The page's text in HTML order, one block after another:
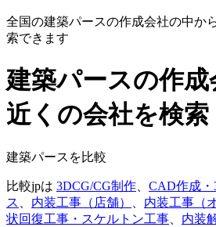
全国の建築パースの作成会社の中か
索できます
建築パースの作
近くの会社を検索
建築パースを比較
比較jpは 3DCG/CG制作 CAD作成・
ス
内装工事（店舗） 内装工事（
状回復工事・スケルトン工事
内装